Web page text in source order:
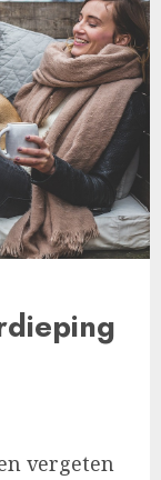
vergeten